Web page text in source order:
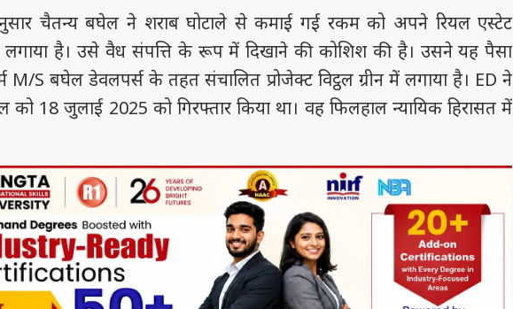
चैतन्य बघेल ने शराब घोटाले से कमाई गई रकम को अपने रियल एस्टेट
है। उसे वैध संपत्ति के रूप में दिखाने की कोशिश की है। उसने यह पैसा
M/S बघेल डेवलपर्स के तहत संचालित प्रोजेक्ट विट्ठल ग्रीन में लगाया है। ED ने
को 18 जुलाई 2025 को गिरफ्तार किया था। वह फिलहाल न्यायिक हिरासत में